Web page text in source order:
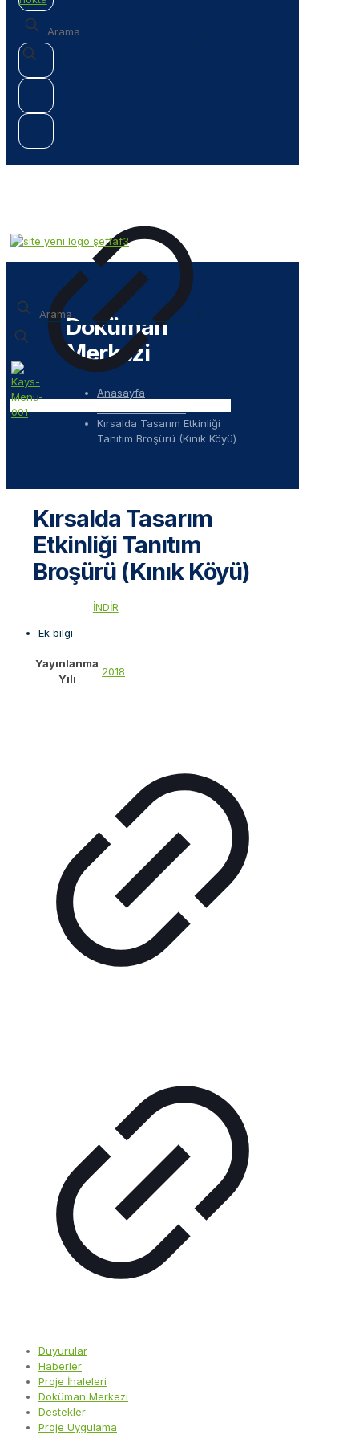
Doküman
Merkezi
Anasayfa
Kırsalda Tasarım Etkinliği
Tanıtım Broşürü (Kınık Köyü)
Kırsalda Tasarım
Etkinliği Tanıtım
Broşürü (Kınık Köyü)
İNDİR
Ek bilgi
Yayınlanma
Yılı
2018
Duyurular
Haberler
Proje İhaleleri
Doküman Merkezi
Destekler
Proje Uygulama